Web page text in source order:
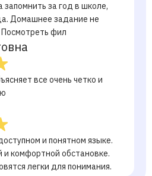
запомнить за год в школе,
Домашнее задание не
фил
все очень четко и
и понятном языке.
и комфортной обстановке.
легки для понимания.